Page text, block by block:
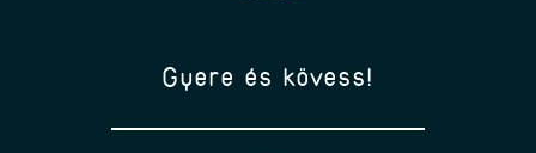
Gyere és kövess!